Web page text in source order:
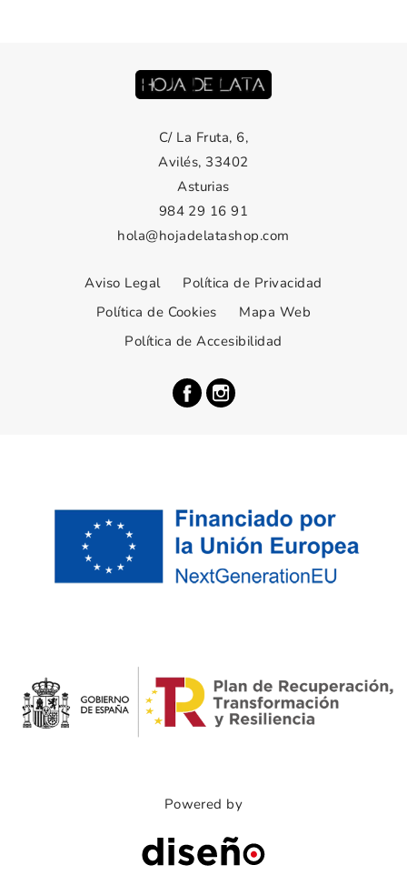
C/ La Fruta, 6,
Avilés, 33402
Asturias
984 29 16 91
hola@hojadelatashop.com
Aviso Legal
Política de Privacidad
Política de Cookies
Mapa Web
Política de Accesibilidad
Powered by